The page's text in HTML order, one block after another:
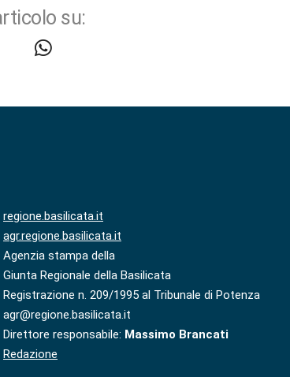
su:
regione.basilicata.it
agr.regione.basilicata.it
Agenzia stampa della
Giunta Regionale della Basilicata
Registrazione n. 209/1995 al Tribunale di Potenza
agr@regione.basilicata.it
Direttore responsabile: Massimo Brancati
Redazione